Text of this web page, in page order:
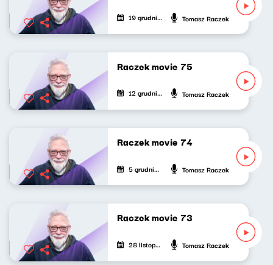
19 grudnia 2021 Tomasz Raczek
Raczek movie 75
12 grudnia 2021 Tomasz Raczek
Raczek movie 74
5 grudnia 2021 Tomasz Raczek
Raczek movie 73
28 listopada 2021 Tomasz Raczek